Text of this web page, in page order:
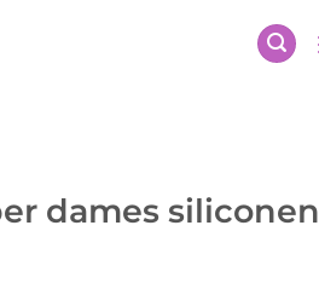
dames siliconen